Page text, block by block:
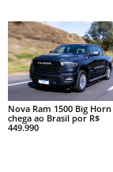
Nova Ram 1500 Big Horn
chega ao Brasil por R$
449.990